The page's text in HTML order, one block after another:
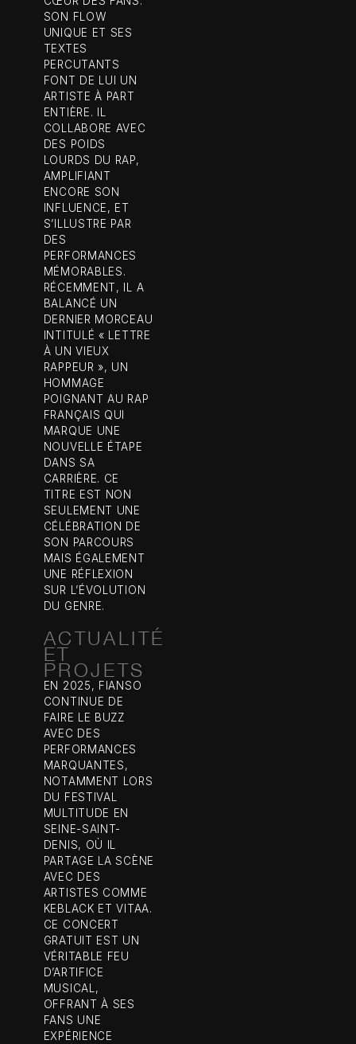
SON FLOW
UNIQUE ET SES
TEXTES
PERCUTANTS
FONT DE LUI UN
ARTISTE À PART
ENTIÈRE. IL
COLLABORE AVEC
DES POIDS
LOURDS DU RAP,
AMPLIFIANT
ENCORE SON
INFLUENCE, ET
S’ILLUSTRE PAR
DES
PERFORMANCES
MÉMORABLES.
RÉCEMMENT, IL A
BALANCÉ UN
DERNIER MORCEAU
INTITULÉ « LETTRE
À UN VIEUX
RAPPEUR », UN
HOMMAGE
POIGNANT AU RAP
FRANÇAIS QUI
MARQUE UNE
NOUVELLE ÉTAPE
DANS SA
CARRIÈRE. CE
TITRE EST NON
SEULEMENT UNE
CÉLÉBRATION DE
SON PARCOURS
MAIS ÉGALEMENT
UNE RÉFLEXION
SUR L’ÉVOLUTION
DU GENRE.
ACTUALITÉ
ET
PROJETS
EN 2025, FIANSO
CONTINUE DE
FAIRE LE BUZZ
AVEC DES
PERFORMANCES
MARQUANTES,
NOTAMMENT LORS
DU FESTIVAL
MULTITUDE EN
SEINE-SAINT-
DENIS, OÙ IL
PARTAGE LA SCÈNE
AVEC DES
ARTISTES COMME
KEBLACK ET VITAA.
CE CONCERT
GRATUIT EST UN
VÉRITABLE FEU
D’ARTIFICE
MUSICAL,
OFFRANT À SES
FANS UNE
EXPÉRIENCE